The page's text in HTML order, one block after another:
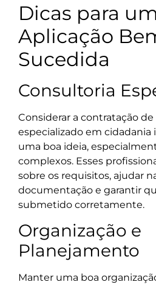
Dicas para
Aplicação
Sucedida
Consultoria
Considerar a contratação
especializado em cidadania
uma boa ideia,
complexos. Esses
sobre os requisitos, ajudar
documentação e garantir
submetido corretamente.
Organização e
Planejamento
Manter uma boa